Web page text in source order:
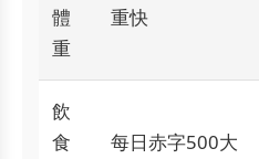
體
重
重快
飲
食
每日赤字500大